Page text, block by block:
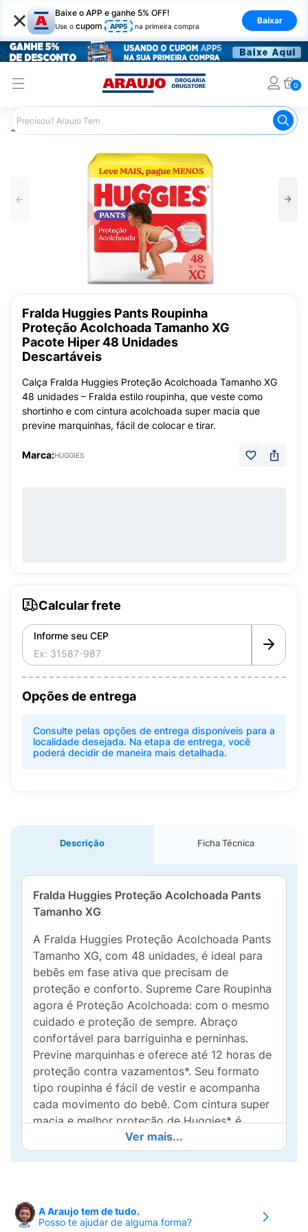
× Baixe o APP e ganhe 5% OFF!
Use o cupom APP5 na primeira compra
Baixar
0
Araujo Infantil Fraldas Infantis
Fralda Huggies Pants Roupinha
Proteção Acolchoada Tamanho XG
Pacote Hiper 48 Unidades
Descartáveis
Calça Fralda Huggies Proteção Acolchoada Tamanho XG
48 unidades – Fralda estilo roupinha, que veste como
shortinho e com cintura acolchoada super macia que
previne marquinhas, fácil de colocar e tirar.
Marca:HUGGIES
Calcular frete
Informe seu CEP
Opções de entrega
Consulte pelas opções de entrega disponíveis para a
localidade desejada. Na etapa de entrega, você
poderá decidir de maneira mais detalhada.
Descrição Ficha Técnica
Fralda Huggies Proteção Acolchoada Pants
Tamanho XG
A Fralda Huggies Proteção Acolchoada Pants
Tamanho XG, com 48 unidades, é ideal para
bebês em fase ativa que precisam de
proteção e conforto. Supreme Care Roupinha
agora é Proteção Acolchoada: com o mesmo
cuidado e proteção de sempre. Abraço
confortável para barriguinha e perninhas.
Previne marquinhas e oferece até 12 horas de
proteção contra vazamentos*. Seu formato
tipo roupinha é fácil de vestir e acompanha
cada movimento do bebê. Com cintura super
macia e melhor proteção de Huggies* é
escolha ideal para quem busca conforto,
praticidade e segurança em todos os
características do bebê. **vs Huggies Rápida
Absorção
Ver mais...
A Araujo tem de tudo.
Posso te ajudar de alguma forma?